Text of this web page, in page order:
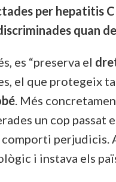
per hepatitis
quan
es “preserva el
el que protegeix
. Més
un cop passat
comporti perjudicis.
i instava els